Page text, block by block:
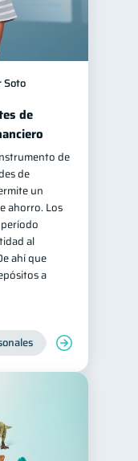
Soto
de
de
de
un
ahorro. Los
al
ahí que
a
Educación